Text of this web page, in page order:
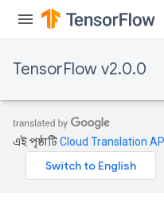
TensorFlow v2.0.0
এই পৃষ্ঠাটিCloud Translation API